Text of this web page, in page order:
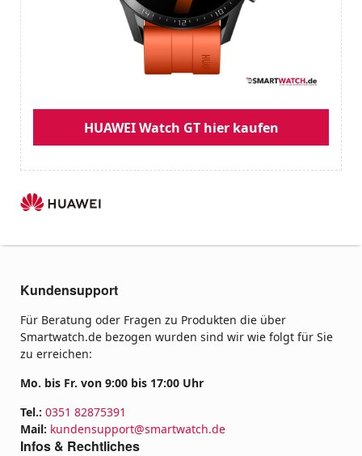
HUAWEI Watch GT hier kaufen
Kundensupport
Für Beratung oder Fragen zu Produkten die über
Smartwatch.de bezogen wurden sind wir wie folgt für Sie
zu erreichen:
Mo. bis Fr. von 9:00 bis 17:00 Uhr
Tel.: 0351 82875391
Mail: kundensupport@smartwatch.de
Infos & Rechtliches